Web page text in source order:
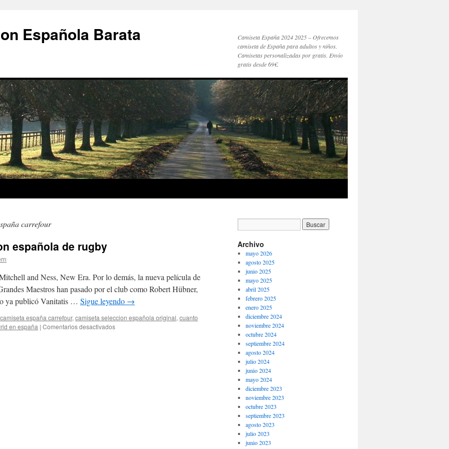
Española Barata
Camiseta España 2024 2025 – Ofrecemos
camiseta de España para adultos y niños.
Camisetas personalizadas por gratis. Envío
gratis desde 69€.
carrefour
española de rugby
and Ness, New Era. Por lo demás, la nueva película de
Maestros han pasado por el club como Robert Hübner,
ya publicó Vanitatis … Sigue leyendo →
camiseta españa carrefour, camiseta seleccion española original, cuanto
en españa | Comentarios desactivadosen
Archivo
mayo 2026
agosto 2025
junio 2025
mayo 2025
abril 2025
febrero 2025
enero 2025
diciembre 2024
noviembre 2024
octubre 2024
septiembre 2024
agosto 2024
julio 2024
junio 2024
mayo 2024
diciembre 2023
noviembre 2023
octubre 2023
septiembre 2023
agosto 2023
julio 2023
junio 2023